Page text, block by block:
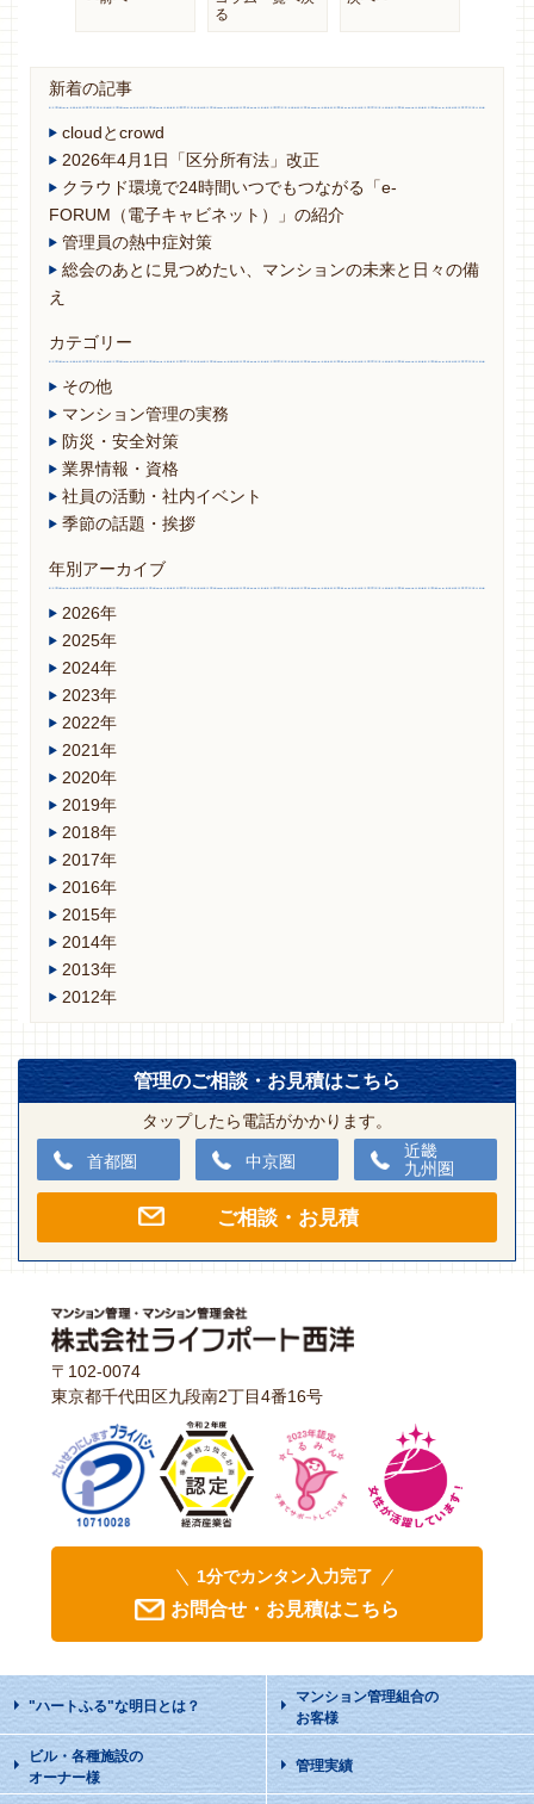
る
新着の記事
cloudとcrowd
2026年4月1日「区分所有法」改正
クラウド環境で24時間いつでもつながる「e-
FORUM（電子キャビネット）」の紹介
管理員の熱中症対策
総会のあとに見つめたい、マンションの未来と日々の備
え
カテゴリー
その他
マンション管理の実務
防災・安全対策
業界情報・資格
社員の活動・社内イベント
季節の話題・挨拶
年別アーカイブ
2026年
2025年
2024年
2023年
2022年
2021年
2020年
2019年
2018年
2017年
2016年
2015年
2014年
2013年
2012年
管理のご相談・お見積はこちら
タップしたら電話がかかります。
首都圏 中京圏
近畿
九州圏
ご相談・お見積
〒102-0074
東京都千代田区九段南2丁目4番16号
1分でカンタン入力完了
お問合せ・お見積はこちら
"ハートふる"な明日 とは？
マンション管理組合の
お客様
ビル・各種施設の
オーナー様
管理実績